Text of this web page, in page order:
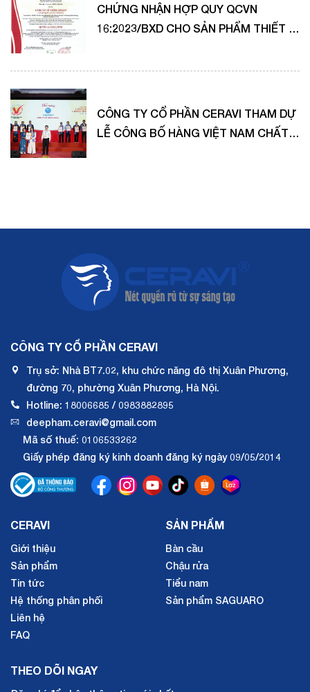
CHỨNG NHẬN HỢP QUY QCVN
16:2023/BXD CHO SẢN PHẨM THIẾT BỊ
CÔNG TY CỔ PHẦN CERAVI THAM DỰ
LỄ CÔNG BỐ HÀNG VIỆT NAM CHẤT
CÔNG TY CỔ PHẦN CERAVI
Trụ sở: Nhà BT7.02, khu chức năng đô thị Xuân Phương,
đường 70, phường Xuân Phương, Hà Nội.
Hotline: 18006685 / 0983882895
deepham.ceravi@gmail.com
Mã số thuế: 0106533262
Giấy phép đăng ký kinh doanh đăng ký ngày 09/05/2014
CERAVI
Giới thiệu
Sản phẩm
Tin tức
Hệ thống phân phối
Liên hệ
FAQ
SẢN PHẨM
Bàn cầu
Chậu rửa
Tiểu nam
Sản phẩm SAGUARO
THEO DÕI NGAY